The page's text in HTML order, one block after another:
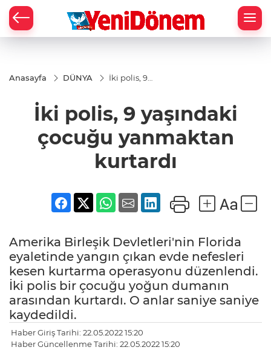
Anasayfa DÜNYA
İki polis, 9
yanmaktan
kurtardı
İki polis, 9 yaşındaki
çocuğu yanmaktan
kurtardı
Amerika Birleşik Devletleri'nin Florida
eyaletinde yangın çıkan evde nefesleri
kesen kurtarma operasyonu düzenlendi.
İki polis bir çocuğu yoğun dumanın
arasından kurtardı. O anlar saniye saniye
kaydedildi.
Haber Giriş Tarihi: 22.05.2022 15:20
Haber Güncellenme Tarihi: 22.05.2022 15:20